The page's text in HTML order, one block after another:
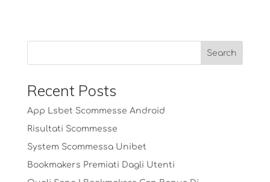
Recent Posts
App Lsbet Scommesse Android
Risultati Scommesse
System Scommessa Unibet
Bookmakers Premiati Dagli Utenti